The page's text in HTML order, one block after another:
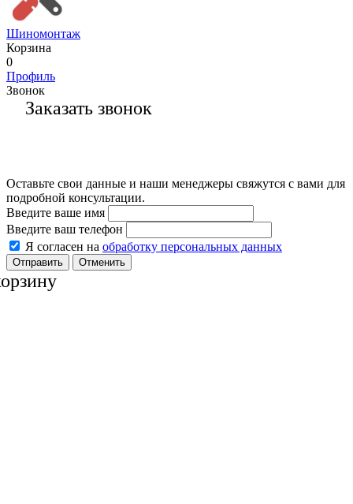
Шиномонтаж
Корзина
0
Профиль
Звонок
Заказать звонок
Оставьте свои данные и наши менеджеры свяжутся с вами для
подробной консультации.
Введите ваше имя
Введите ваш телефон
Я согласен на обработку персональных данных
Отменить